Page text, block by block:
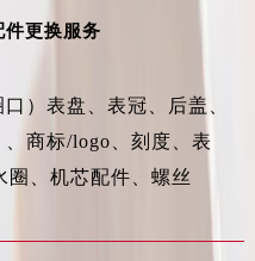
帝舵售后服务中心（需提前预约）
帝舵售后服务中心（需提前预约）
福建省莆田市城厢区霞林街道荔华东大道帝舵售后服务中心（需提前预约）
舵售后服务中心（需提前预约）
售后服务中心（需提前预约）
江苏省淮安市清江浦区淮海北路帝舵售后服务中心（需提前预约）
件更换服务
）表盘、表冠、后盖、
商标/logo、刻度、表
圈、机芯配件、螺丝